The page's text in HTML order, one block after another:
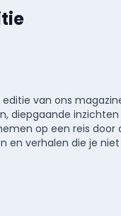
van ons
diepgaande
op een reis door
en verhalen die je